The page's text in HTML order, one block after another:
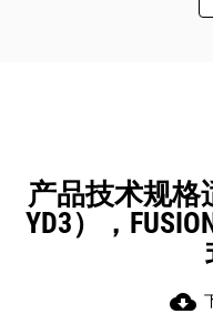
产品技术规格
YD3），
cloud_download